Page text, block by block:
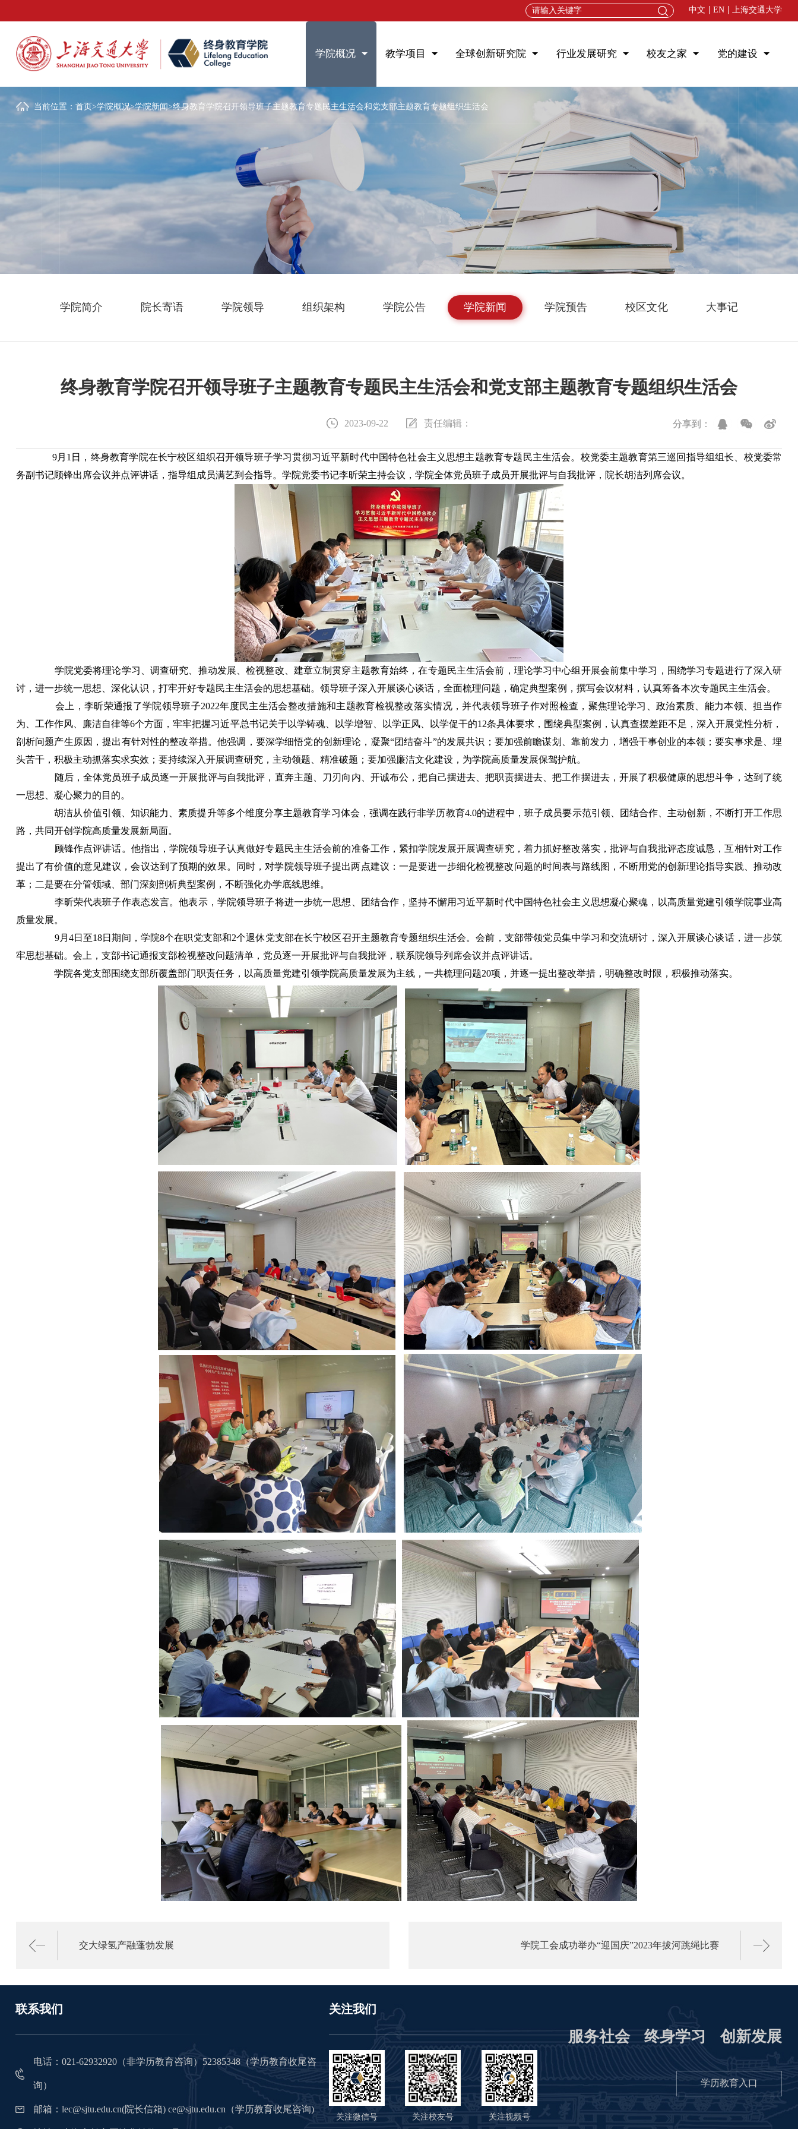
中文 EN 上海交通大学
学院概况 教学项目 全球创新研究院 行业发展研究 校友之家 党的建设
当前位置： 首页>学院概况>学院新闻>终身教育学院召开领导班子主题教育专题民主生活会和党支部主题教育专题组织生活会
学院简介 院长寄语 学院领导 组织架构 学院公告 学院新闻 学院预告 校区文化 大事记
终身教育学院召开领导班子主题教育专题民主生活会和党支部主题教育专题组织生活会
2023-09-22 责任编辑： 分享到：
9月1日，终身教育学院在长宁校区组织召开领导班子学习贯彻习近平新时代中国特色社会主义思想主题教育专题民主生活会。校党委主题教育第三巡回指导组组长、校党委常
务副书记顾锋出席会议并点评讲话，指导组成员满艺到会指导。学院党委书记李昕荣主持会议，学院全体党员班子成员开展批评与自我批评，院长胡洁列席会议。
学院党委将理论学习、调查研究、推动发展、检视整改、建章立制贯穿主题教育始终，在专题民主生活会前，理论学习中心组开展会前集中学习，围绕学习专题进行了深入研
讨，进一步统一思想、深化认识，打牢开好专题民主生活会的思想基础。领导班子深入开展谈心谈话，全面梳理问题，确定典型案例，撰写会议材料，认真筹备本次专题民主生活会。
会上，李昕荣通报了学院领导班子2022年度民主生活会整改措施和主题教育检视整改落实情况，并代表领导班子作对照检查，聚焦理论学习、政治素质、能力本领、担当作
为、工作作风、廉洁自律等6个方面，牢牢把握习近平总书记关于以学铸魂、以学增智、以学正风、以学促干的12条具体要求，围绕典型案例，认真查摆差距不足，深入开展党性分析，
剖析问题产生原因，提出有针对性的整改举措。他强调，要深学细悟党的创新理论，凝聚“团结奋斗”的发展共识；要加强前瞻谋划、靠前发力，增强干事创业的本领；要实事求是、埋
头苦干，积极主动抓落实求实效；要持续深入开展调查研究，主动领题、精准破题；要加强廉洁文化建设，为学院高质量发展保驾护航。
随后，全体党员班子成员逐一开展批评与自我批评，直奔主题、刀刃向内、开诚布公，把自己摆进去、把职责摆进去、把工作摆进去，开展了积极健康的思想斗争，达到了统
一思想、凝心聚力的目的。
胡洁从价值引领、知识能力、素质提升等多个维度分享主题教育学习体会，强调在践行非学历教育4.0的进程中，班子成员要示范引领、团结合作、主动创新，不断打开工作思
路，共同开创学院高质量发展新局面。
顾锋作点评讲话。他指出，学院领导班子认真做好专题民主生活会前的准备工作，紧扣学院发展开展调查研究，着力抓好整改落实，批评与自我批评态度诚恳，互相针对工作
提出了有价值的意见建议，会议达到了预期的效果。同时，对学院领导班子提出两点建议：一是要进一步细化检视整改问题的时间表与路线图，不断用党的创新理论指导实践、推动改
革；二是要在分管领域、部门深刻剖析典型案例，不断强化办学底线思维。
李昕荣代表班子作表态发言。他表示，学院领导班子将进一步统一思想、团结合作，坚持不懈用习近平新时代中国特色社会主义思想凝心聚魂，以高质量党建引领学院事业高
质量发展。
9月4日至18日期间，学院8个在职党支部和2个退休党支部在长宁校区召开主题教育专题组织生活会。会前，支部带领党员集中学习和交流研讨，深入开展谈心谈话，进一步筑
牢思想基础。会上，支部书记通报支部检视整改问题清单，党员逐一开展批评与自我批评，联系院领导列席会议并点评讲话。
学院各党支部围绕支部所覆盖部门职责任务，以高质量党建引领学院高质量发展为主线，一共梳理问题20项，并逐一提出整改举措，明确整改时限，积极推动落实。
交大绿氢产融蓬勃发展 学院工会成功举办“迎国庆”2023年拔河跳绳比赛
联系我们
电话：021-62932920（非学历教育咨询）52385348（学历教育收尾咨
询）
邮箱：lec@sjtu.edu.cn(院长信箱) ce@sjtu.edu.cn（学历教育收尾咨询)
关注我们
关注微信号 关注校友号 关注视频号
服务社会 终身学习 创新发展
学历教育入口